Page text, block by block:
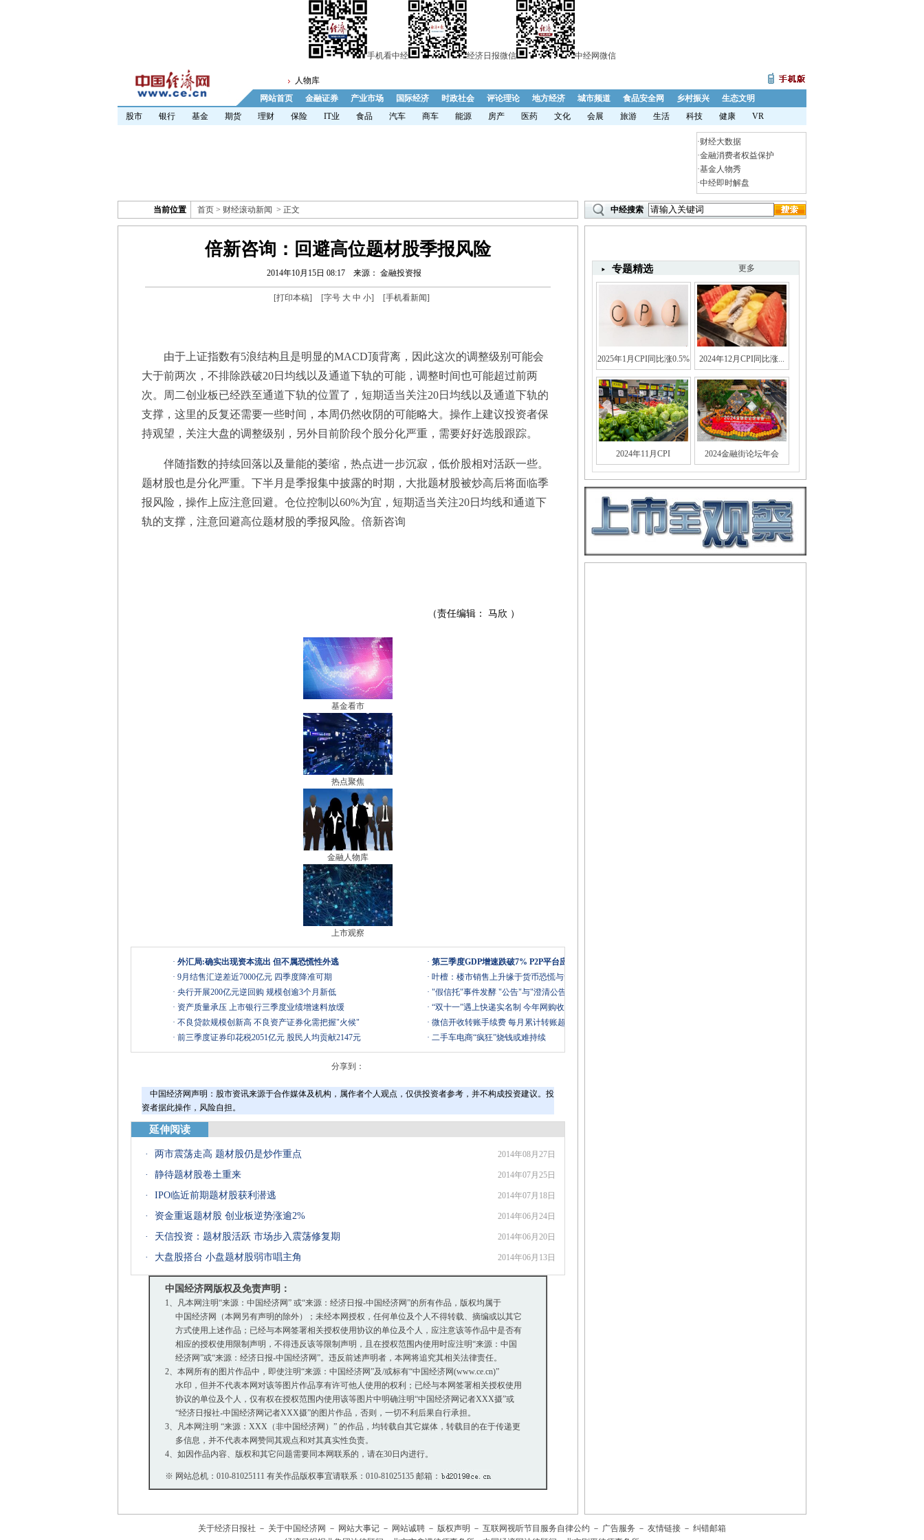
手机看中经 经济日报微信 中经网微信
人物库
网站首页
金融证券 产业市场 国际经济 时政社会 评论理论 地方经济 城市频道 食品安全网 乡村振兴
生态文明
股市
银行 基金 期货 理财 保险 IT业 食品 汽车 商车 能源 房产 医药 文化 会展 旅游 生活 科技 健康 VR
·财经大数据
·金融消费者权益保护
·基金人物秀
·中经即时解盘
当前位置 首页 > 财经滚动新闻 > 正文 中经搜索
倍新咨询：回避高位题材股季报风险
2014年10月15日 08:17 来源： 金融投资报
[打印本稿] [字号 大 中 小] [手机看新闻]
由于上证指数有5浪结构且是明显的MACD顶背离，因此这次的调整级别可能会
大于前两次，不排除跌破20日均线以及通道下轨的可能，调整时间也可能超过前两
次。周二创业板已经跌至通道下轨的位置了，短期适当关注20日均线以及通道下轨的
支撑，这里的反复还需要一些时间，本周仍然收阴的可能略大。操作上建议投资者保
持观望，关注大盘的调整级别，另外目前阶段个股分化严重，需要好好选股跟踪。
伴随指数的持续回落以及量能的萎缩，热点进一步沉寂，低价股相对活跃一些。
题材股也是分化严重。下半月是季报集中披露的时期，大批题材股被炒高后将面临季
报风险，操作上应注意回避。仓位控制以60%为宜，短期适当关注20日均线和通道下
轨的支撑，注意回避高位题材股的季报风险。倍新咨询
（责任编辑： 马欣 ）
基金看市
热点聚焦
金融人物库
上市观察
· 外汇局:确实出现资本流出 但不属恐慌性外逃
· 9月结售汇逆差近7000亿元 四季度降准可期
· 央行开展200亿元逆回购 规模创逾3个月新低
· 资产质量承压 上市银行三季度业绩增速料放缓
· 不良贷款规模创新高 不良资产证券化需把握"火候"
· 前三季度证券印花税2051亿元 股民人均贡献2147元
· 第三季度GDP增速跌破7% P2P平台应如何应对?
· 叶檀：楼市销售上升缘于货币恐慌与贪婪
· "假信托"事件发酵 "公告"与"澄清公告"引争议
· “双十一”遇上快递实名制 今年网购收件会晚吗？
· 微信开收转账手续费 每月累计转账超2万开始收费
· 二手车电商“疯狂”烧钱或难持续
分享到：
中国经济网声明：股市资讯来源于合作媒体及机构，属作者个人观点，仅供投资者参考，并不构成投资建议。投
资者据此操作，风险自担。
延伸阅读
· 两市震荡走高 题材股仍是炒作重点 2014年08月27日
· 静待题材股卷土重来 2014年07月25日
· IPO临近前期题材股获利潜逃 2014年07月18日
· 资金重返题材股 创业板逆势涨逾2% 2014年06月24日
· 天信投资：题材股活跃 市场步入震荡修复期 2014年06月20日
· 大盘股搭台 小盘题材股弱市唱主角 2014年06月13日
中国经济网版权及免责声明：
1、凡本网注明“来源：中国经济网” 或“来源：经济日报-中国经济网”的所有作品，版权均属于
中国经济网（本网另有声明的除外）；未经本网授权，任何单位及个人不得转载、摘编或以其它
方式使用上述作品；已经与本网签署相关授权使用协议的单位及个人，应注意该等作品中是否有
相应的授权使用限制声明，不得违反该等限制声明，且在授权范围内使用时应注明“来源：中国
经济网”或“来源：经济日报-中国经济网”。违反前述声明者，本网将追究其相关法律责任。
2、本网所有的图片作品中，即使注明“来源：中国经济网”及/或标有“中国经济网(www.ce.cn)”
水印，但并不代表本网对该等图片作品享有许可他人使用的权利；已经与本网签署相关授权使用
协议的单位及个人，仅有权在授权范围内使用该等图片中明确注明“中国经济网记者XXX摄”或
“经济日报社-中国经济网记者XXX摄”的图片作品，否则，一切不利后果自行承担。
3、凡本网注明 “来源：XXX（非中国经济网）” 的作品，均转载自其它媒体，转载目的在于传递更
多信息，并不代表本网赞同其观点和对其真实性负责。
4、如因作品内容、版权和其它问题需要同本网联系的，请在30日内进行。
※ 网站总机：010-81025111 有关作品版权事宜请联系：010-81025135 邮箱：
专题精选 更多
2025年1月CPI同比涨0.5% 2024年12月CPI同比涨...
2024年11月CPI 2024金融街论坛年会
关于经济日报社 － 关于中国经济网 － 网站大事记 － 网站诚聘 － 版权声明 － 互联网视听节目服务自律公约 － 广告服务 － 友情链接 － 纠错邮箱